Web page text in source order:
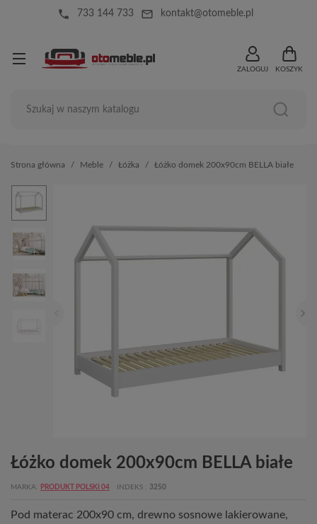
local_phone 733 144 733 mail_outline kontakt@otomeble.pl
ZALOGUJ KOSZYK
Strona główna Meble Łóżka Łóżko domek 200x90cm BELLA białe
Łóżko domek 200x90cm BELLA białe
MARKA PRODUKT POLSKI 04 INDEKS 3250
Pod materac 200x90 cm, drewno sosnowe lakierowane,